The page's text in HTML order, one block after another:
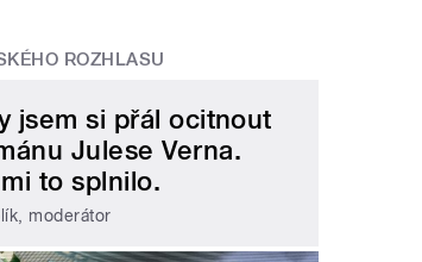
ROZHLASU
jsem si přál ocitnout
Julese Verna.
to splnilo.
moderátor